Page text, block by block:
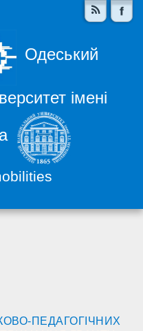
Одеський
імені
ПЕДАГОГІЧНИХ